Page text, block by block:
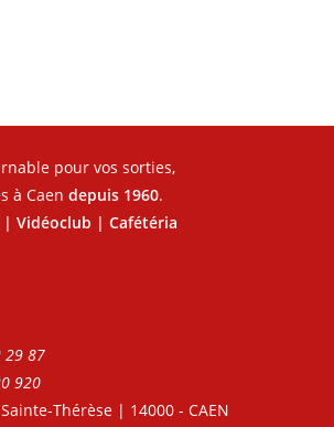
pour vos sorties,
à Caen depuis 1960.
Vidéoclub | Cafétéria
29 87
920
Thérèse | 14000 - CAEN